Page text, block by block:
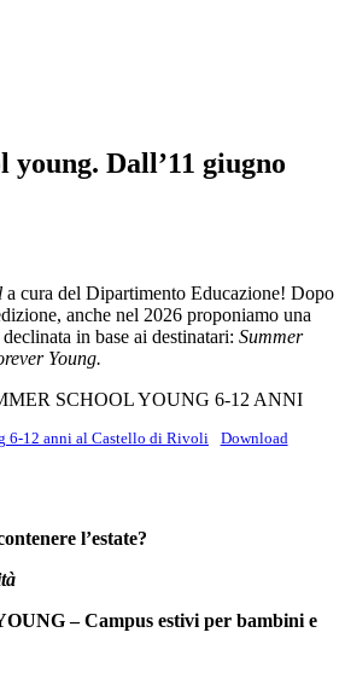
young. Dall’11 giugno
a cura del Dipartimento Educazione! Dopo
anche nel 2026 proponiamo una
in base ai destinatari: Summer
Young.
SCHOOL YOUNG 6-12 ANNI
6-12 anni al Castello di Rivoli Download
l’estate?
– Campus estivi per bambini e